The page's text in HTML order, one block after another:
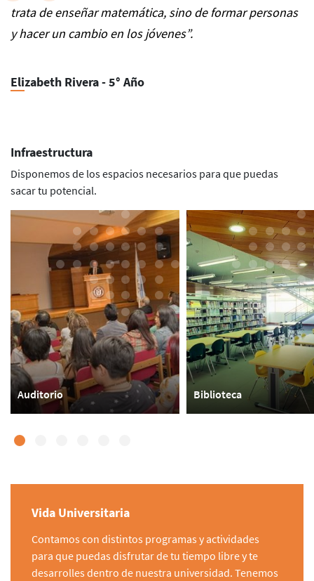
trata de enseñar matemática, sino de formar personas
y hacer un cambio en los jóvenes”.
Elizabeth Rivera - 5° Año
Infraestructura
Disponemos de los espacios necesarios para que puedas
sacar tu potencial.
Auditorio Biblioteca
Vida Universitaria
Contamos con distintos programas y actividades
para que puedas disfrutar de tu tiempo libre y te
desarrolles dentro de nuestra universidad. Tenemos